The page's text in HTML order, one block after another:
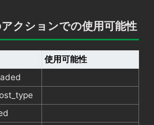
クションでの使用可能性
使用可能性